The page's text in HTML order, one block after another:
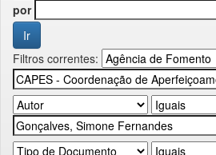
por
Filtros correntes: